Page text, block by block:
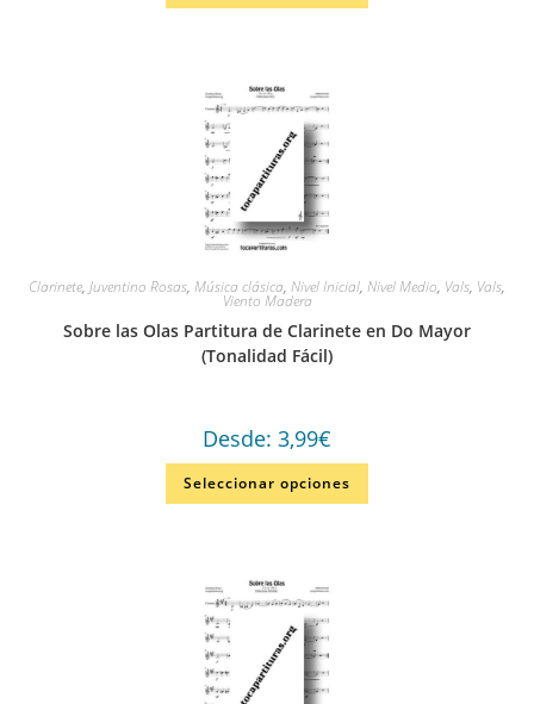
Clarinete, Juventino Rosas, Música clásica, Nivel Inicial, Nivel Medio, Vals, Vals,
Viento Madera
Sobre las Olas Partitura de Clarinete en Do Mayor
(Tonalidad Fácil)
Desde: 3,99€
Seleccionar opciones